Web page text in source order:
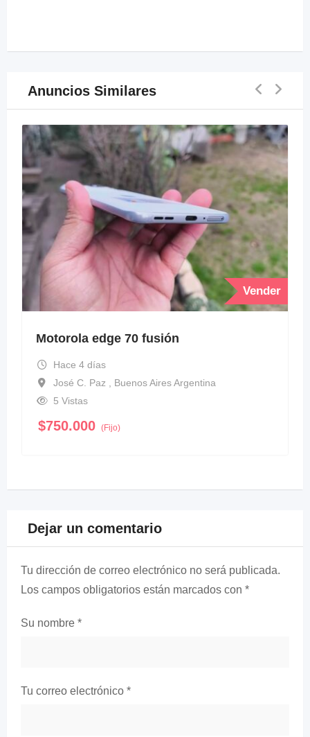
Anuncios Similares
Vender
Motorola edge 70 fusión
Hace 4 días
José C. Paz , Buenos Aires Argentina
5 Vistas
$750.000 (Fijo)
Dejar un comentario
Tu dirección de correo electrónico no será publicada.
Los campos obligatorios están marcados con *
Su nombre *
Tu correo electrónico *